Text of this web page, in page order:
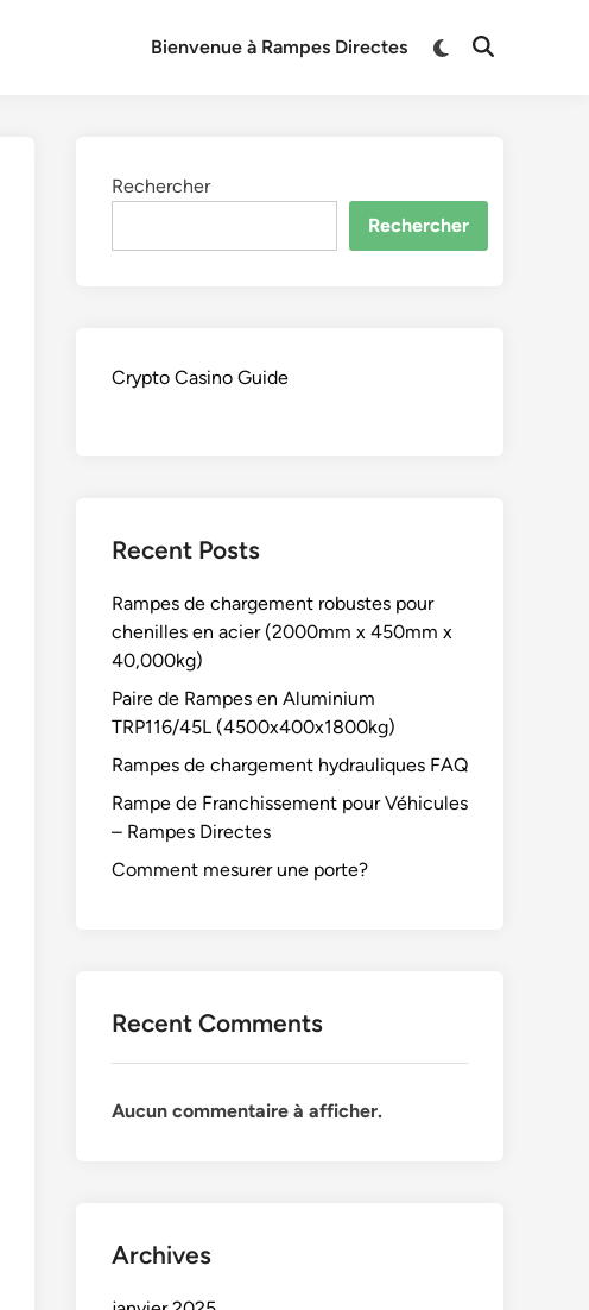
Bienvenue à Rampes Directes
Switch
Open
Rechercher
Rechercher
Crypto Casino Guide
Recent Posts
Rampes de chargement robustes pour
chenilles en acier (2000mm x 450mm x
40,000kg)
Paire de Rampes en Aluminium
TRP116/45L (4500x400x1800kg)
Rampes de chargement hydrauliques FAQ
Rampe de Franchissement pour Véhicules
– Rampes Directes
Comment mesurer une porte?
Recent Comments
Aucun commentaire à afficher.
Archives